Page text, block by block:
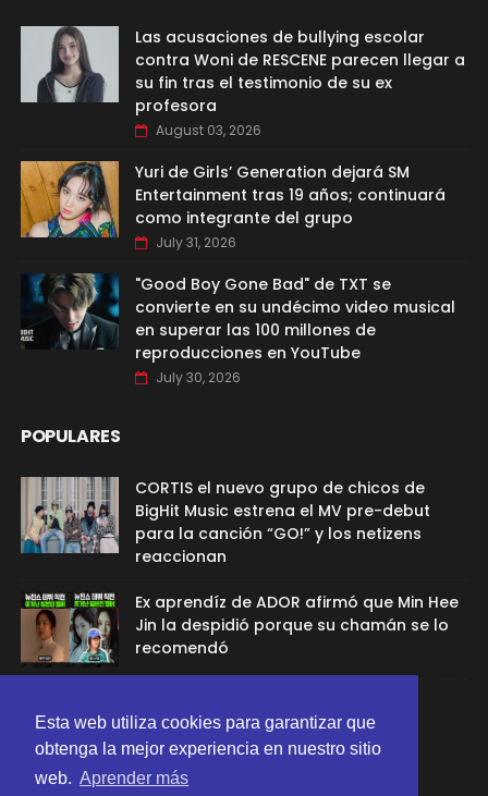
Esta web utiliza cookies para garantizar que
obtenga la mejor experiencia en nuestro sitio
web. Aprender más
Las acusaciones de bullying escolar
contra Woni de RESCENE parecen llegar a
su fin tras el testimonio de su ex
profesora
August 03, 2026
Yuri de Girls’ Generation dejará SM
Entertainment tras 19 años; continuará
como integrante del grupo
July 31, 2026
"Good Boy Gone Bad" de TXT se
convierte en su undécimo video musical
en superar las 100 millones de
reproducciones en YouTube
July 30, 2026
POPULARES
CORTIS el nuevo grupo de chicos de
BigHit Music estrena el MV pre-debut
para la canción “GO!” y los netizens
reaccionan
Ex aprendíz de ADOR afirmó que Min Hee
Jin la despidió porque su chamán se lo
recomendó
relación con G-Dragon